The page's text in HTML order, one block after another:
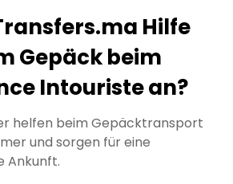
Hilfe
Gepäck beim
Intouriste an?
helfen beim Gepäcktransport
und sorgen für eine
Ankunft.